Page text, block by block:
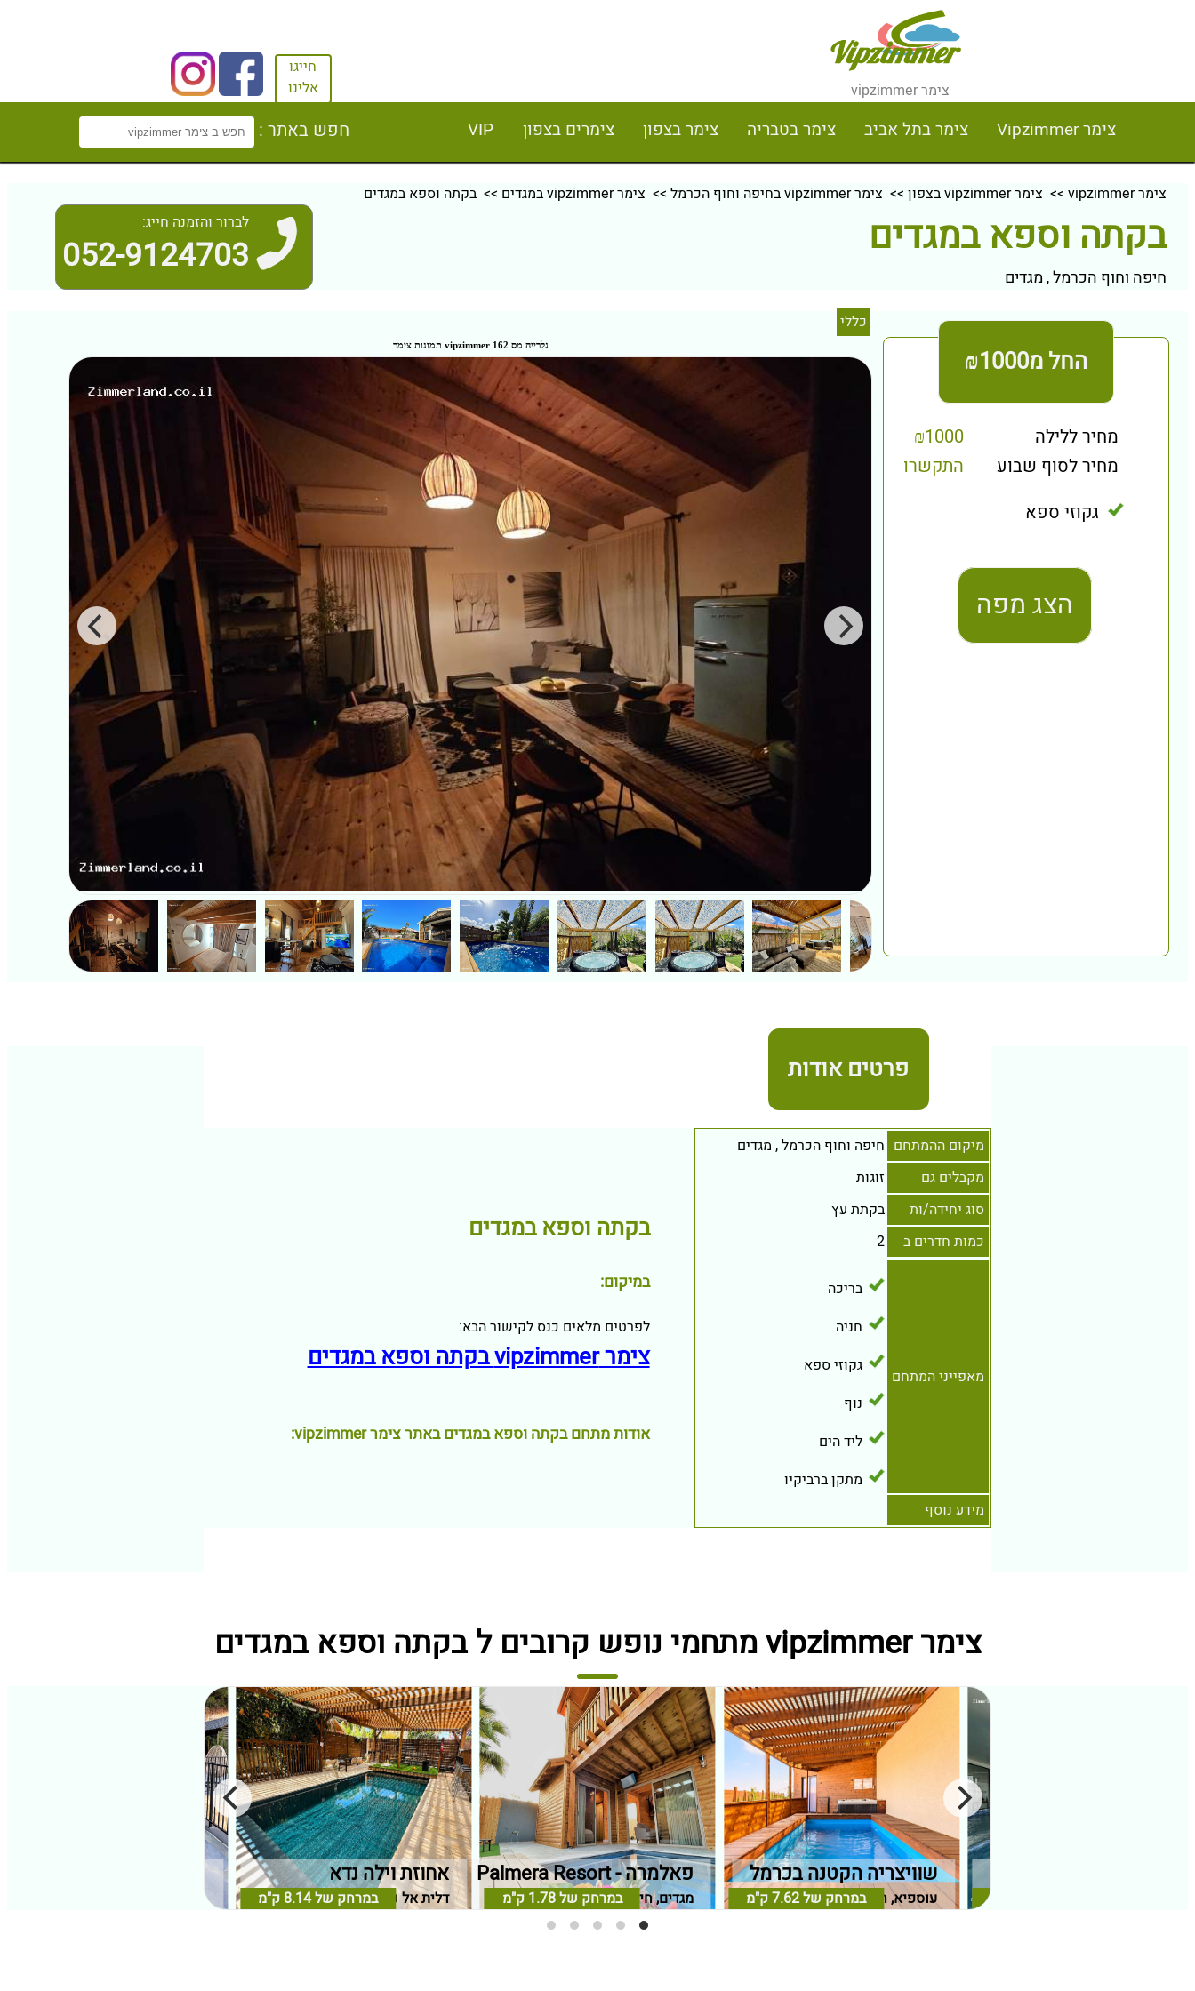
צימר vipzimmer
חייגו
אלינו
צימר Vipzimmer צימר בתל אביב צימר בטבריה צימר בצפון צימרים בצפון VIP חפש באתר :
צימר vipzimmer >> צימר vipzimmer בצפון >> צימר vipzimmer בחיפה וחוף הכרמל >> צימר vipzimmer במגדים >> בקתה וספא במגדים
בקתה וספא במגדים
חיפה וחוף הכרמל, מגדים
לברור והזמנה חייג:
052-9124703
החל מ₪1000
מחיר ללילה
₪1000
מחיר לסוף שבוע
התקשרו
גקוזי ספא
הצג מפה
כללי
פרטים אודות
מיקום ההמתחם חיפה וחוף הכרמל, מגדים
מקבלים גם
זוגות
סוג יחידה/ות
בקתת עץ
כמות חדרים ב
2
מאפייני המתחם
בריכה
חניה
גקוזי ספא
נוף
ליד הים
מתקן ברביקיו
מידע נוסף
בקתה וספא במגדים
במיקום:
לפרטים מלאים כנס לקישור הבא:
צימר vipzimmer בקתה וספא במגדים
אודות מתחם בקתה וספא במגדים באתר צימר vipzimmer:
צימר vipzimmer מתחמי נופש קרובים ל בקתה וספא במגדים
פאלמרה - Palmera Resort
מגדים, חיפה וחוף הכרמל
במרחק של1.78 ק"מ
שוויצריה הקטנה בכרמל
עוספיא, חיפה וחוף הכרמל
במרחק של7.62 ק"מ דלית אל כרמל, חיפה וחוף הכרמל
פסגת האורנים
קיסריה, מישור החוף
אחוזת וילה נדא
דלית אל כרמל, חיפה וחוף הכרמל
במרחק של8.14 ק"מ